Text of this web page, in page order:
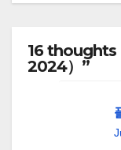
16 thoughts
2024）”